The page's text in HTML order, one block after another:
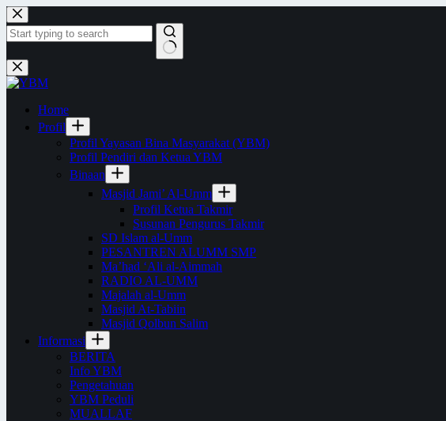
Skip
to
content
No
results
Home
Profil
Profil Yayasan Bina Masyarakat (YBM)
Profil Pendiri dan Ketua YBM
Binaan
Masjid Jami’ Al-Umm
Profil Ketua Takmir
Susunan Pengurus Takmir
SD Islam al-Umm
PESANTREN ALUMM SMP
Ma’had ‘Ali al-Aimmah
RADIO AL-UMM
Majalah al-Umm
Masjid At-Tabiin
Masjid Qolbun Salim
Informasi
BERITA
Info YBM
Pengetahuan
YBM Peduli
MUALLAF